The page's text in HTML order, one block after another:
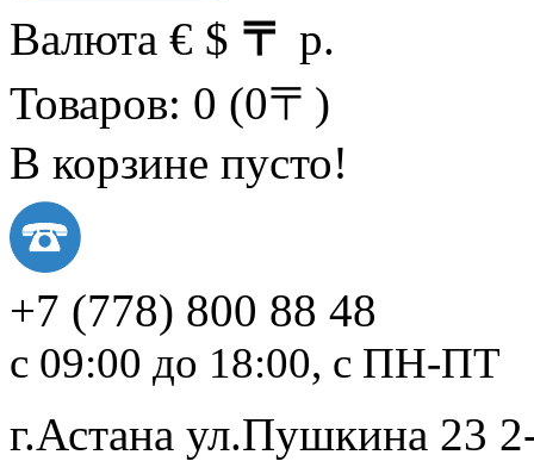
Валюта € $ 〒 р.
Товаров: 0 (0〒)
В корзине пусто!
+7 (778) 800 88 48
с 09:00 до 18:00, с ПН-ПТ
г.Астана ул.Пушкина 23